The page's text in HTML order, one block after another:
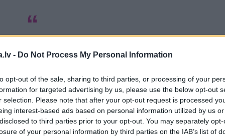
- Do Not Process My Personal Information
opt-out of the sale, sharing to third parties, or processing of your
for targeted advertising by us, please use the below opt-out
selection. Please note that after your opt-out request is processed
interest-based ads based on personal information utilized by us
to third parties prior to your opt-out. You may separately
of your personal information by third parties on the IAB’s list of
noliktavu, vīrs ļāvis iekārot izsmalcinātu
cepšanas studiju.
paredz došanos komandējumos ārpus Latvijas,
neizejot no mājas,» atklāj Viesturs, kas ļoti lepojas
kūkām ir pat pagozējušās žurnālaPrivātā